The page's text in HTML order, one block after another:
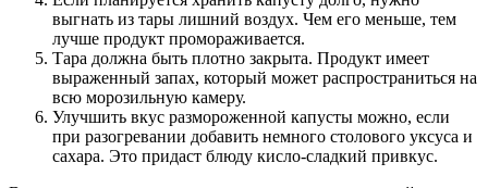
выгнать из тары лишний воздух. Чем его меньше, тем
лучше продукт промораживается.
Тара должна быть плотно закрыта. Продукт имеет
выраженный запах, который может распространиться на
всю морозильную камеру.
Улучшить вкус размороженной капусты можно, если
при разогревании добавить немного столового уксуса и
сахара. Это придаст блюду кисло-сладкий привкус.